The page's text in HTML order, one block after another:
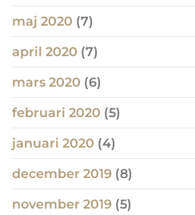
maj 2020 (7)
april 2020 (7)
mars 2020 (6)
februari 2020 (5)
januari 2020 (4)
december 2019 (8)
november 2019 (5)